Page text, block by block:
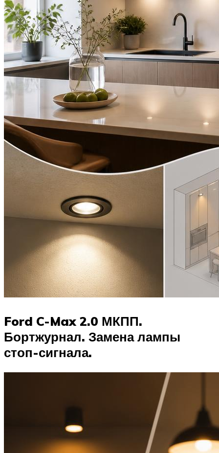
Ford C-Max 2.0 МКПП.
Бортжурнал. Замена лампы
стоп-сигнала.